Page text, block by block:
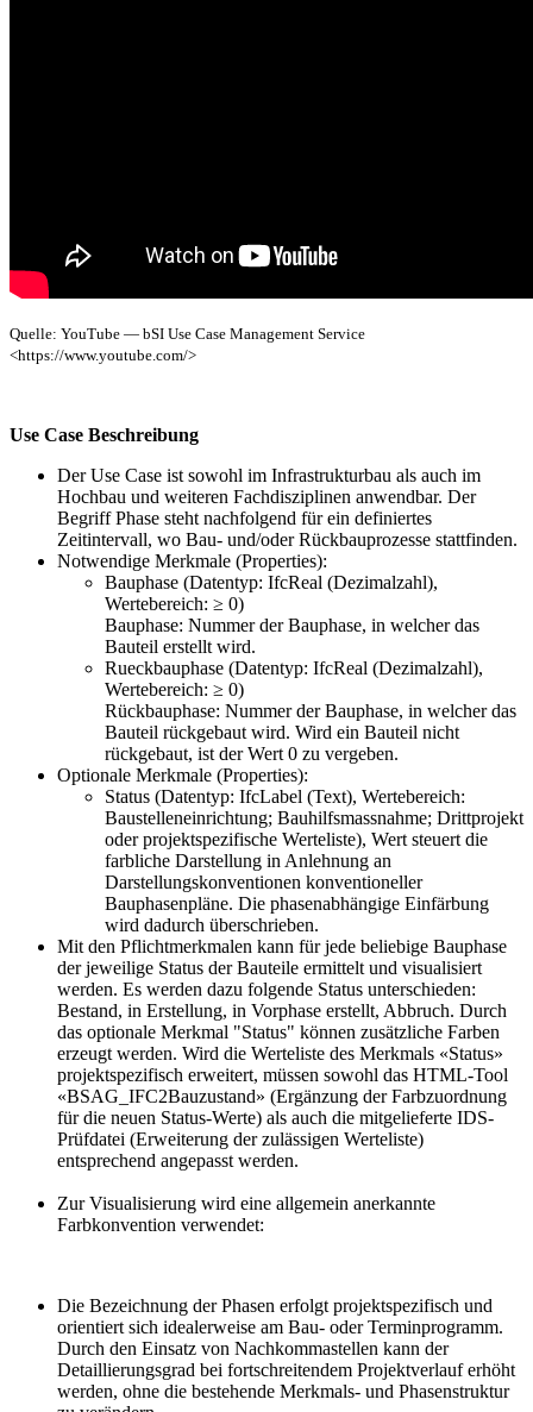
Quelle: YouTube — bSI Use Case Management Service
<https://www.youtube.com/>
Use Case Beschreibung
Der Use Case ist sowohl im Infrastrukturbau als auch im
Hochbau und weiteren Fachdisziplinen anwendbar. Der
Begriff Phase steht nachfolgend für ein definiertes
Zeitintervall, wo Bau- und/oder Rückbauprozesse stattfinden.
Notwendige Merkmale (Properties):
Bauphase (Datentyp: IfcReal (Dezimalzahl),
Wertebereich: ≥ 0)
Bauphase: Nummer der Bauphase, in welcher das
Bauteil erstellt wird.
Rueckbauphase (Datentyp: IfcReal (Dezimalzahl),
Wertebereich: ≥ 0)
Rückbauphase: Nummer der Bauphase, in welcher das
Bauteil rückgebaut wird. Wird ein Bauteil nicht
rückgebaut, ist der Wert 0 zu vergeben.
Optionale Merkmale (Properties):
Status (Datentyp: IfcLabel (Text), Wertebereich:
Baustelleneinrichtung; Bauhilfsmassnahme; Drittprojekt
oder projektspezifische Werteliste), Wert steuert die
farbliche Darstellung in Anlehnung an
Darstellungskonventionen konventioneller
Bauphasenpläne. Die phasenabhängige Einfärbung
wird dadurch überschrieben.
Mit den Pflichtmerkmalen kann für jede beliebige Bauphase
der jeweilige Status der Bauteile ermittelt und visualisiert
werden. Es werden dazu folgende Status unterschieden:
Bestand, in Erstellung, in Vorphase erstellt, Abbruch. Durch
das optionale Merkmal "Status" können zusätzliche Farben
erzeugt werden. Wird die Werteliste des Merkmals «Status»
projektspezifisch erweitert, müssen sowohl das HTML-Tool
«BSAG_IFC2Bauzustand» (Ergänzung der Farbzuordnung
für die neuen Status-Werte) als auch die mitgelieferte IDS-
Prüfdatei (Erweiterung der zulässigen Werteliste)
entsprechend angepasst werden.
Zur Visualisierung wird eine allgemein anerkannte
Farbkonvention verwendet:
Die Bezeichnung der Phasen erfolgt projektspezifisch und
orientiert sich idealerweise am Bau- oder Terminprogramm.
Durch den Einsatz von Nachkommastellen kann der
Detaillierungsgrad bei fortschreitendem Projektverlauf erhöht
werden, ohne die bestehende Merkmals- und Phasenstruktur